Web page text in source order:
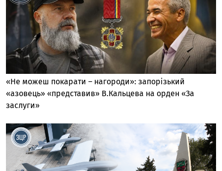
«Не можеш покарати – нагороди»: запорізький
«азовець» «представив» В.Кальцева на орден «За
заслуги»